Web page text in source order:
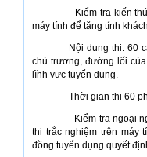
- Kiểm tra kiến
máy tính để tăng tính
Nội dung thi: 60
chủ trương, đường lối
lĩnh vực tuyển dụng.
Thời gian thi 60
- Kiểm tra ngoại
thi trắc nghiệm trên máy
đồng tuyển dụng quyết